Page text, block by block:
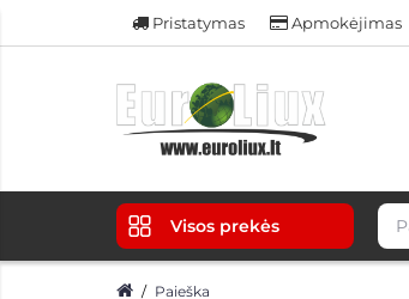
Pristatymas Apmokėjimas
Visos prekės
Paieška